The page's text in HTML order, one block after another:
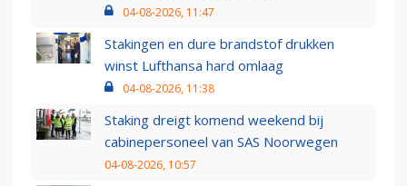
04-08-2026, 11:47
Stakingen en dure brandstof drukken
winst Lufthansa hard omlaag
04-08-2026, 11:38
Staking dreigt komend weekend bij
cabinepersoneel van SAS Noorwegen
04-08-2026, 10:57